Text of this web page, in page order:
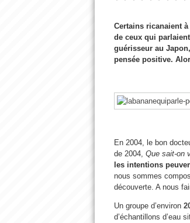
Certains ricanaient
de ceux qui
guérisseur au
pensée positive.
En 2004, le bon
de 2004, Que sait-on
les intentions
nous sommes
découverte. A nous
Un groupe d’environ
d’échantillons d’eau